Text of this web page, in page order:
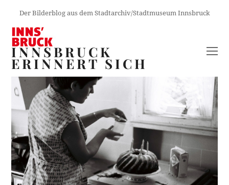
Der Bilderblog aus dem Stadtarchiv/Stadtmuseum Innsbruck
INNSBRUCK
ERINNERT SICH